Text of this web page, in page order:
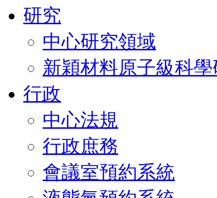
研究
中心研究領域
新穎材料原子級科
行政
中心法規
行政庶務
會議室預約系統